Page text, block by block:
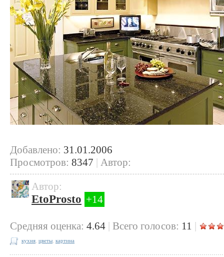
Добавлено: 31.01.2006
Просмотров: 8347 | Автор:
Автор:
EtoProsto +14
Cредняя оценка: 4.64 | Всего голосов: 11 |
кухня цветы картина